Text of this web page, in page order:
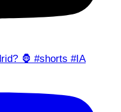
🦍 #shorts #IA